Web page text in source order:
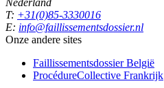
Nederland
T: +31(0)85-3330016
E: info@faillissementsdossier.nl
Onze andere sites
Faillissementsdossier België
ProcédureCollective Frankrijk